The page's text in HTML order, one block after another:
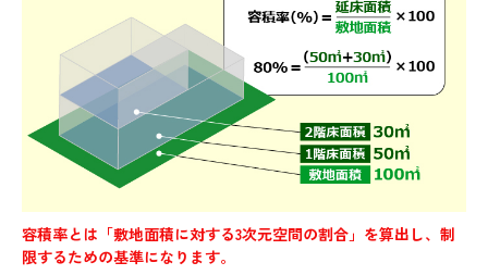
容積率とは「敷地面積に対する3次元空間の割合」を算出し、制
限するための基準になります。